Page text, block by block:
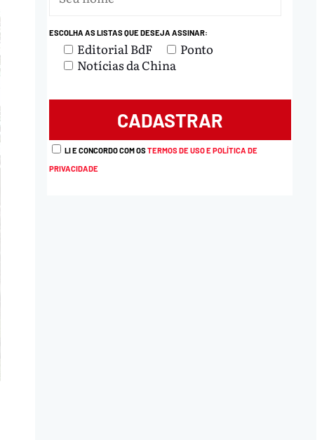
ESCOLHA AS LISTAS QUE DESEJA ASSINAR:
Editorial BdF
Ponto
Notícias da China
LI E CONCORDO COM OSTERMOS DE USO E POLÍTICA DE
PRIVACIDADE